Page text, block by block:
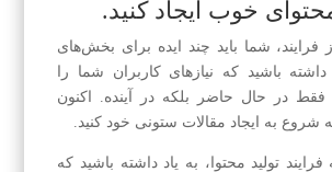
فرایند، شما باید چند ایده برای بخش‌های
باشید که نیازهای کاربران شما را
فقط در حال حاضر بلکه در آینده. اکنون
به ایجاد مقالات ستونی خود کنید.
تولید محتوا، به یاد داشته باشید که